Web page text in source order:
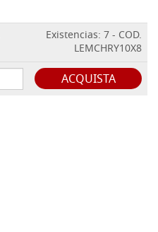
Existencias: 7 - COD.
LEMCHRY10X8
ACQUISTA